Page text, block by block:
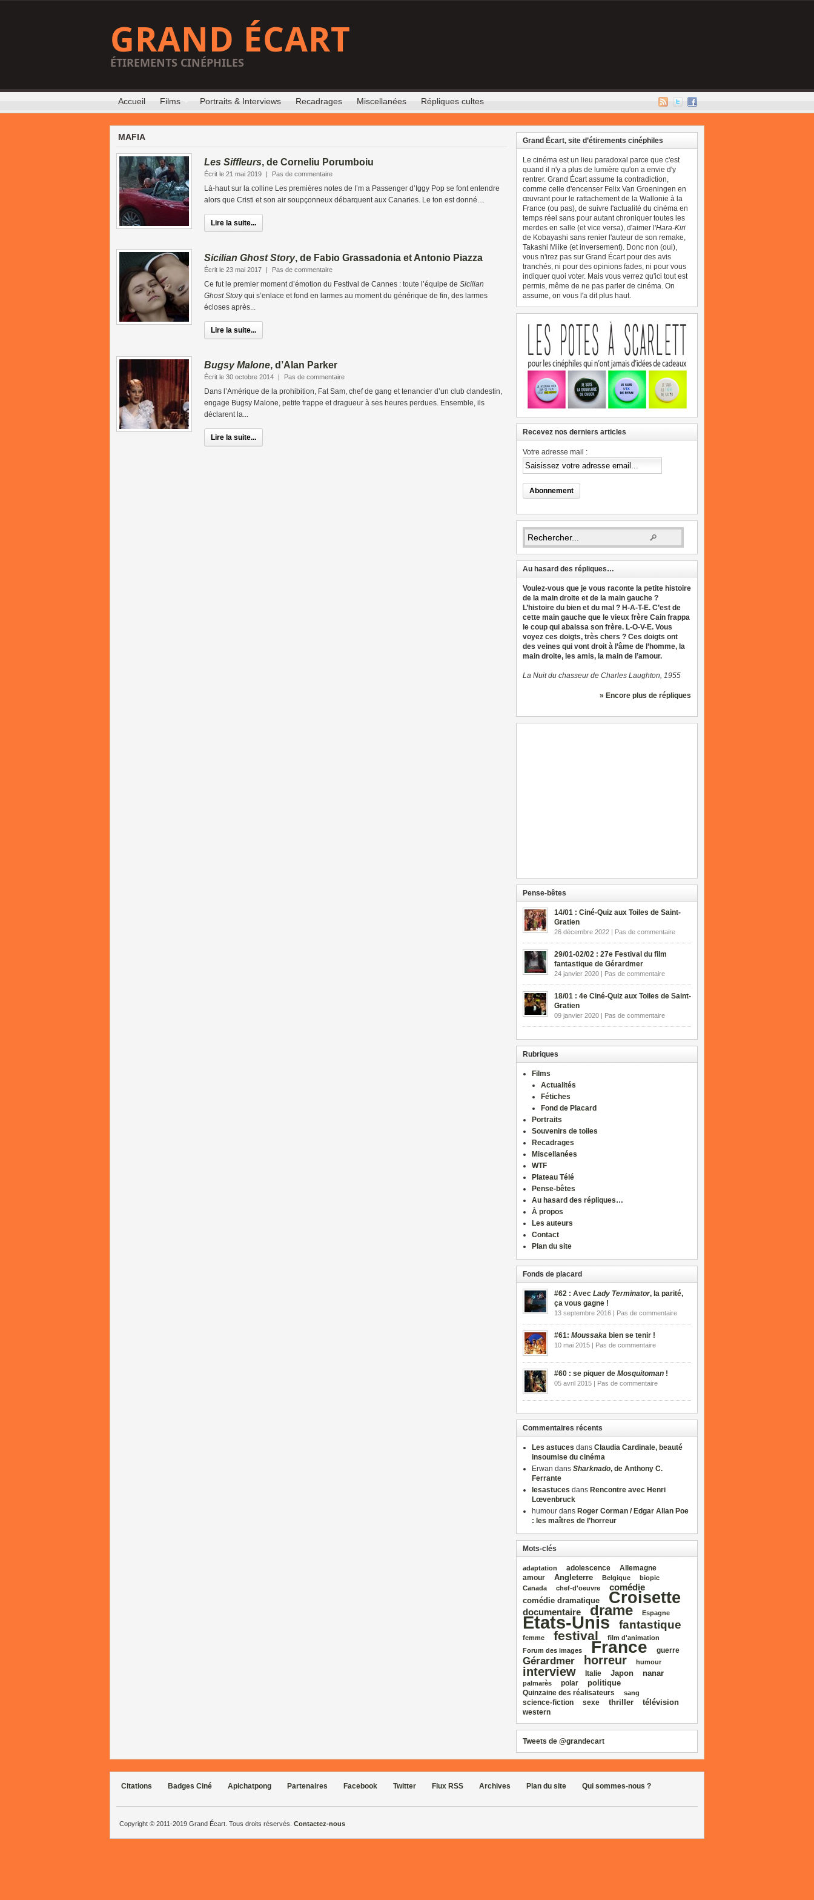
GRAND ÉCART
ÉTIREMENTS CINÉPHILES
Accueil Films Portraits & Interviews Recadrages Miscellanées Répliques cultes
MAFIA
Les Siffleurs, de Corneliu Porumboiu
Écrit le 21 mai 2019 | Pas de commentaire
Là-haut sur la colline Les premières notes de I’m a Passenger d’Iggy Pop se font entendre
alors que Cristi et son air soupçonneux débarquent aux Canaries. Le ton est donné....
Lire la suite...
Sicilian Ghost Story, de Fabio Grassadonia et Antonio Piazza
Écrit le 23 mai 2017 | Pas de commentaire
Ce fut le premier moment d’émotion du Festival de Cannes : toute l’équipe de Sicilian
Ghost Storyqui s’enlace et fond en larmes au moment du générique de fin, des larmes
écloses après...
Lire la suite...
Bugsy Malone, d’Alan Parker
Écrit le 30 octobre 2014 | Pas de commentaire
Dans l’Amérique de la prohibition, Fat Sam, chef de gang et tenancier d’un club clandestin,
engage Bugsy Malone, petite frappe et dragueur à ses heures perdues. Ensemble, ils
déclarent la...
Lire la suite...
Grand Écart, site d’étirements cinéphiles
Le cinéma est un lieu paradoxal parce que c'est
quand il n'y a plus de lumière qu'on a envie d'y
rentrer. Grand Écart assume la contradiction,
comme celle d'encenser Felix Van Groeningen en
œuvrant pour le rattachement de la Wallonie à la
France (ou pas), de suivre l'actualité du cinéma en
temps réel sans pour autant chroniquer toutes les
merdes en salle (et vice versa), d'aimer l'Hara-Kiri
de Kobayashi sans renier l'auteur de son remake,
Takashi Miike (et inversement). Donc non (oui),
vous n'irez pas sur Grand Écart pour des avis
tranchés, ni pour des opinions fades, ni pour vous
indiquer quoi voter. Mais vous verrez qu'ici tout est
permis, même de ne pas parler de cinéma. On
assume, on vous l'a dit plus haut.
Recevez nos derniers articles
Votre adresse mail :
Au hasard des répliques…
Voulez-vous que je vous raconte la petite histoire
de la main droite et de la main gauche ?
L’histoire du bien et du mal ? H-A-T-E. C’est de
cette main gauche que le vieux frère Cain frappa
le coup qui abaissa son frère. L-O-V-E. Vous
voyez ces doigts, très chers ? Ces doigts ont
des veines qui vont droit à l’âme de l’homme, la
main droite, les amis, la main de l’amour.
La Nuit du chasseur de Charles Laughton, 1955
» Encore plus de répliques
Pense-bêtes
14/01 : Ciné-Quiz aux Toiles de Saint-
Gratien
26 décembre 2022 | Pas de commentaire
29/01-02/02 : 27e Festival du film
fantastique de Gérardmer
24 janvier 2020 | Pas de commentaire
18/01 : 4e Ciné-Quiz aux Toiles de Saint-
Gratien
09 janvier 2020 | Pas de commentaire
Rubriques
Films
Actualités
Fétiches
Fond de Placard
Portraits
Souvenirs de toiles
Recadrages
Miscellanées
WTF
Plateau Télé
Pense-bêtes
Au hasard des répliques…
À propos
Les auteurs
Contact
Plan du site
Fonds de placard
#62 : Avec Lady Terminator, la parité,
ça vous gagne !
13 septembre 2016 | Pas de commentaire
#61: Moussaka bien se tenir !
10 mai 2015 | Pas de commentaire
#60 : se piquer de Mosquitoman !
05 avril 2015 | Pas de commentaire
Commentaires récents
Les astuces dans Claudia Cardinale, beauté
insoumise du cinéma
Erwan dans Sharknado, de Anthony C.
Ferrante
lesastuces dans Rencontre avec Henri
Lœvenbruck
humour dans Roger Corman / Edgar Allan Poe
: les maîtres de l’horreur
Mots-clés
adaptation adolescence Allemagne
amour Angleterre Belgique
biopic
Canada
chef‑d'oeuvre comédie
comédie dramatique Croisette
documentaire drame Espagne
Etats‑Unis fantastique
femme festival
film d'animation
Forum des images
France guerre
Gérardmer horreur humour
interview Italie Japon nanar
palmarès polar politique
Quinzaine des réalisateurs sang
science‑fiction sexe thriller télévision
western
Tweets de @grandecart
Citations Badges Ciné Apichatpong Partenaires Facebook Twitter Flux RSS Archives Plan du site Qui sommes-nous ?
Copyright © 2011-2019 Grand Écart. Tous droits réservés. Contactez-nous